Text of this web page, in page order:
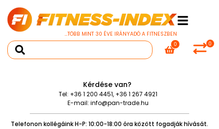
...TÖBB MINT 30 ÉVE IRÁNYADÓ A FITNESZBEN
0
0
Kérdése van?
Tel: +36 1 200 4451, +36 1 267 4921
E-mail: info@pan-trade.hu
Telefonon kollégáink H-P: 10:00-18:00 óra között fogadják hívását.